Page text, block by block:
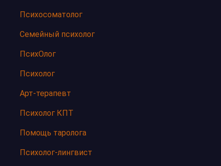
Психосоматолог
Семейный психолог
ПсихОлог
Психолог
Арт-терапевт
Психолог КПТ
Помощь таролога
Психолог-лингвист